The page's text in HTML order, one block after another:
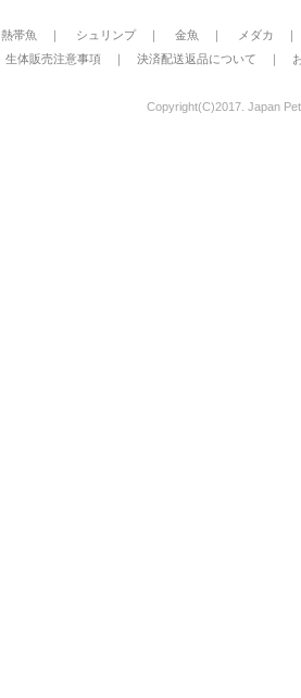
熱帯魚 ｜ シュリンプ｜ 金魚 ｜ メダカ
生体販売注意事項 ｜ 決済配送返品について ｜
Copyright(C)2017. Japan